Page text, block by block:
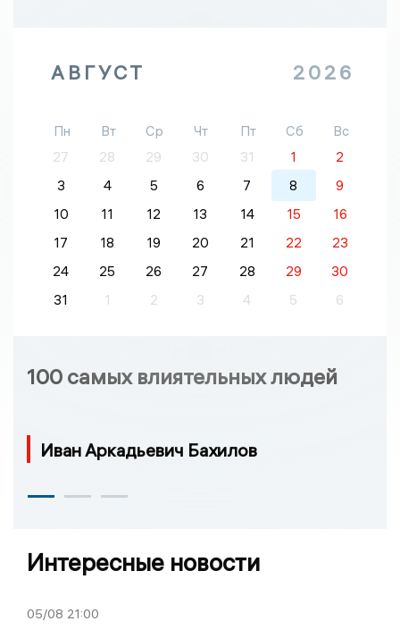
АВГУСТ 2026
Пн Вт Ср Чт Пт Сб
Вс
27
28 29 30 31 1
2
3
4 5 6 7 8
9
10
11 12 13 14 15
16
17
18 19 20 21 22
23
24
25 26 27 28 29
30
31
1 2 3 4 5 6
100 самых влиятельных людей
Иван Аркадьевич Бахилов
Интересные новости
05/08 21:00